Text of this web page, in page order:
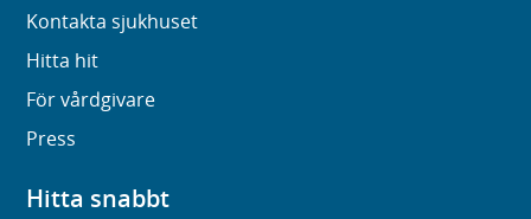
Kontakta sjukhuset
Hitta hit
För vårdgivare
Press
Hitta snabbt